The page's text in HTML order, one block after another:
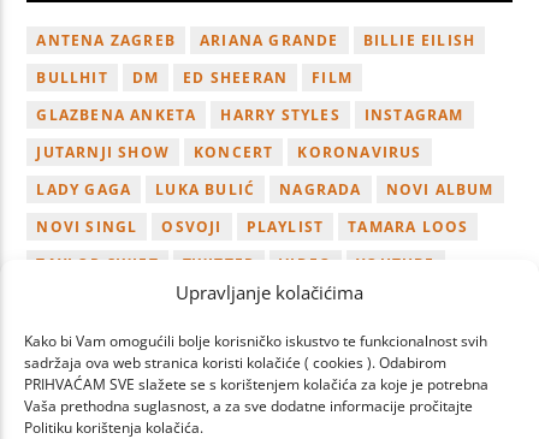
Upravljanje kolačićima
Kako bi Vam omogućili bolje korisničko iskustvo te funkcionalnost svih
sadržaja ova web stranica koristi kolačiće ( cookies ). Odabirom
PRIHVAĆAM SVE slažete se s korištenjem kolačića za koje je potrebna
Vaša prethodna suglasnost, a za sve dodatne informacije pročitajte
Politiku korištenja kolačića.
ANTENA ZAGREB ARIANA GRANDE
BILLIE EILISH
BULLHIT
DM ED SHEERAN
FILM
GLAZBENA ANKETA
HARRY STYLES
INSTAGRAM
JUTARNJI SHOW
KONCERT
KORONAVIRUS
LADY GAGA
LUKA BULIĆ NAGRADA
NOVI ALBUM
NOVI SINGL
OSVOJI PLAYLIST
TAMARA LOOS
TAYLOR SWIFT
TWITTER VIDEO
YOUTUBE